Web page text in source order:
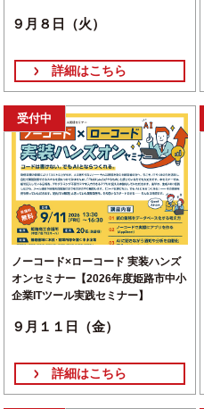
９月８日（火）
詳細はこちら
受付中
ノーコード×ローコード 実装ハンズ
オンセミナー【2026年度姫路市中小
企業ITツール実践セミナー】
９月１１日（金）
詳細はこちら